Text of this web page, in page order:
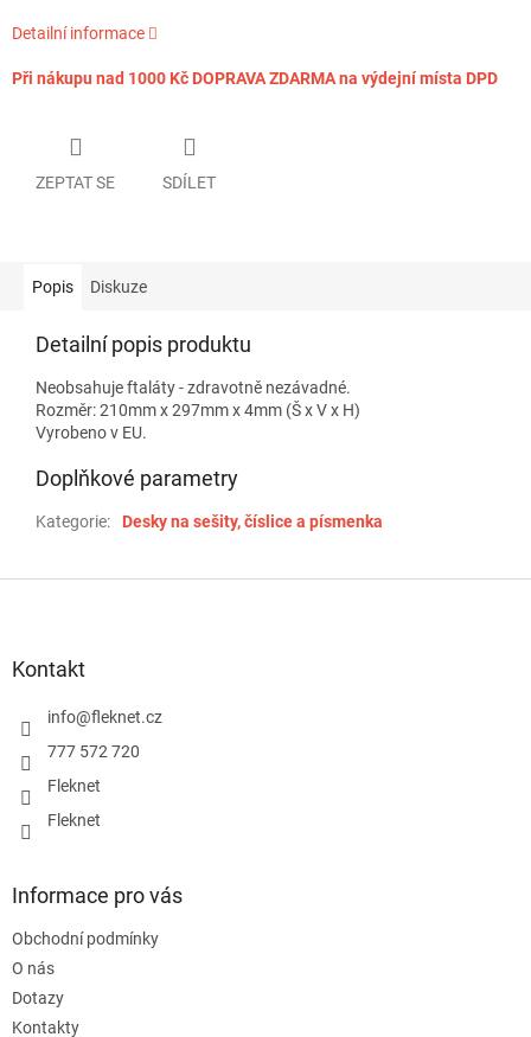
Detailní informace
Při nákupu nad 1000 Kč DOPRAVA ZDARMA na výdejní místa DPD
ZEPTAT SE SDÍLET
Popis Diskuze
Detailní popis produktu
Neobsahuje ftaláty - zdravotně nezávadné.
Rozměr: 210mm x 297mm x 4mm (Š x V x H)
Vyrobeno v EU.
Doplňkové parametry
Kategorie: Desky na sešity, číslice a písmenka
Kontakt
info@fleknet.cz
777 572 720
Fleknet
Fleknet
Informace pro vás
Obchodní podmínky
O nás
Dotazy
Kontakty